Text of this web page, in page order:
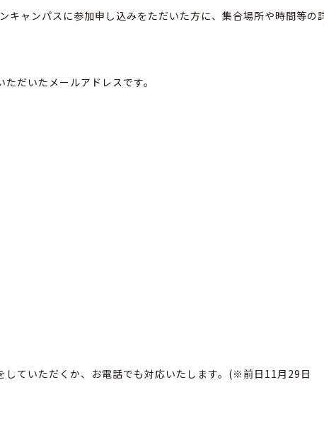
ャンパスに参加申し込みをただいた方に、集合場所や時間等の
だいたメールアドレスです。
ていただくか、お電話でも対応いたします。(※前日11月29日